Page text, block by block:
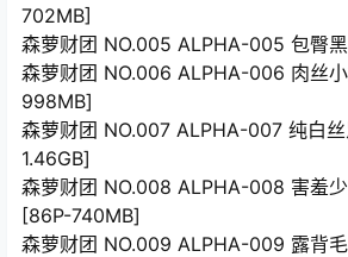
702MB]
森萝财团 NO.005 ALPHA-005 包臀
森萝财团 NO.006 ALPHA-006 肉丝
998MB]
森萝财团 NO.007 ALPHA-007 纯白
1.46GB]
森萝财团 NO.008 ALPHA-008 害羞
[86P-740MB]
森萝财团 NO.009 ALPHA-009 露背